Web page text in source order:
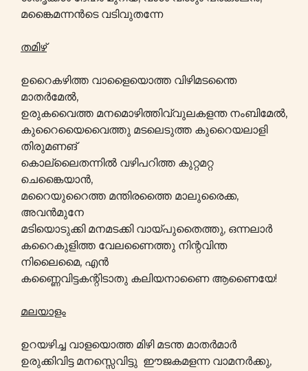
മങ്കൈമന്നൻടെ വടിവുതന്നേ
തമിഴ്
ഉറൈകഴിത്ത വാളൈയൊത്ത വിഴിമടന്തൈ
മാതർമേൽ,
ഉരുകവൈത്ത മനമൊഴിത്തിവ്വുലകളന്ത നംബിമേൽ,
കുറൈയൈവൈത്തു മടലെടുത്ത കുറൈയലാളി
തിരുമണങ്
കൊല്ലൈതന്നിൽ വഴിപറിത്ത കുറ്റമറ്റ
ചെങ്കൈയാൻ,
മറൈയുറൈത്ത മന്തിരത്തൈ മാലുരൈക്ക,
അവൻമുനേ
മടിയൊടുക്കി മനമടക്കി വായ്പുതൈത്തു, ഒന്നലാർ
കറൈകുളിത്ത വേലണൈത്തു നിന്റവിന്ത
നിലൈമൈ, എൻ
കണ്ണൈവിട്ടകന്റിടാതു കലിയനാണൈ ആണൈയേ!
മലയാളം
ഉറയഴിച്ച വാളയൊത്ത മിഴി മടന്ത മാതർമാർ
ഉരുക്കിവിട്ട മനസ്സെവിട്ടു ഈജകമളന്ന വാമനർക്കു,